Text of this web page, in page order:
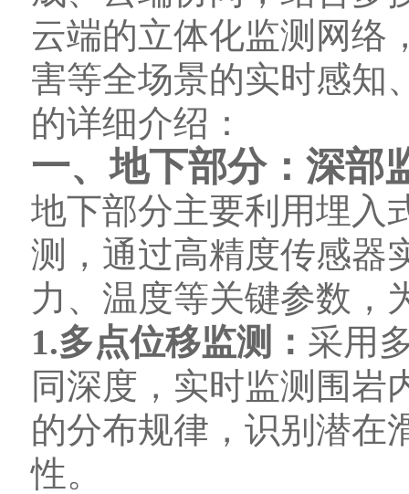
云端的立体化监测网络
害等全场景的实时感知
的详细介绍：
一、地下部分：深部
地下部分主要利用埋入
测，通过高精度传感器
力、温度等关键参数，
1.多点位移监测： 采用
同深度，实时监测围岩
的分布规律，识别潜在
性。